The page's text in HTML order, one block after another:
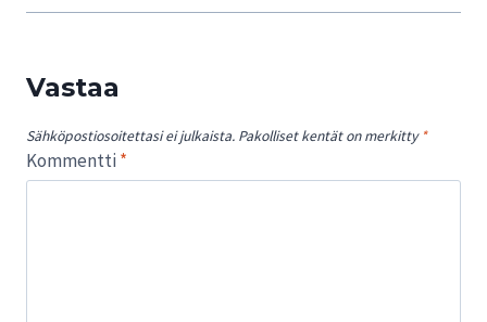
Vastaa
Sähköpostiosoitettasi ei julkaista. Pakolliset kentät on merkitty *
Kommentti *